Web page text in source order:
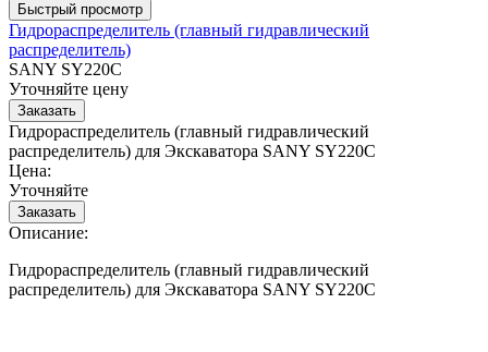
Гидрораспределитель (главный гидравлический
распределитель)
SANY SY220C
Уточняйте цену
Гидрораспределитель (главный гидравлический
распределитель) для Экскаватора SANY SY220C
Цена:
Уточняйте
Описание:
Гидрораспределитель (главный гидравлический
распределитель) для Экскаватора SANY SY220C